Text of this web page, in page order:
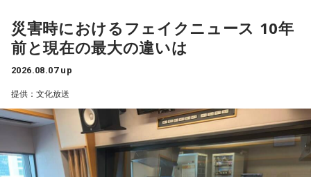
気になる方は、radikoのタイムフリーで放送をチェックして
みてください。
増えるおそれがあることが紹介されました。
渡邉さんは、災害時には被災した住宅を訪問し、家屋修繕や
必要物品の販売を装って高額な契約を迫る悪質商法が発生す
る可能性があると説明しました。
さらに、被災者以外を狙う犯罪として、公的機関や災害支援
災害時におけるフェイクニュース 10年
前と現在の最大の違いは
2026.08.07 up
提供：文化放送